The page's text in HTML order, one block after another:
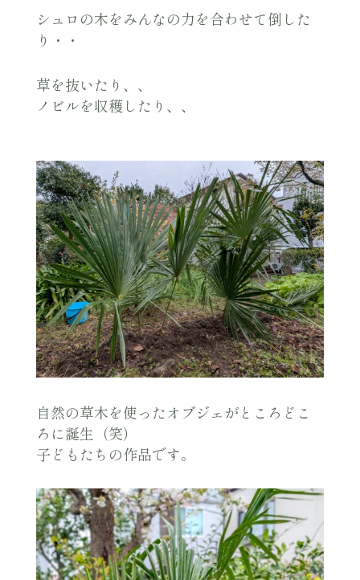
シュロの木をみんなの力を合わせて倒した
り・・
草を抜いたり、、
ノビルを収穫したり、、
自然の草木を使ったオブジェがところどこ
ろに誕生（笑）
子どもたちの作品です。